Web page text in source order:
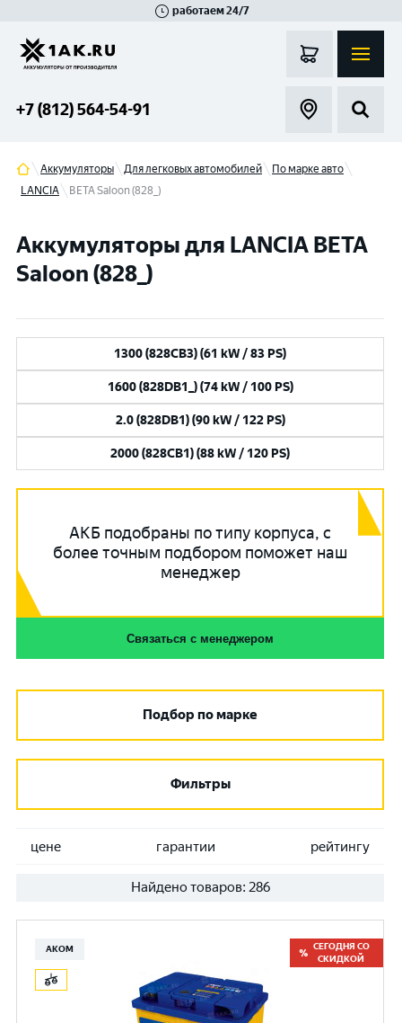
работаем 24/7
+7 (812) 564-54-91
Аккумуляторы Для легковых автомобилей
По марке авто
LANCIA
BETA Saloon (828_)
Аккумуляторы для LANCIA BETA
Saloon (828_)
1300 (828CB3) (61 kW / 83 PS)
1600 (828DB1_) (74 kW / 100 PS)
2.0 (828DB1) (90 kW / 122 PS)
2000 (828CB1) (88 kW / 120 PS)
АКБ подобраны по типу корпуса, с
более точным подбором поможет наш
менеджер
Связаться с менеджером
Подбор по марке
Фильтры
цене гарантии рейтингу
Найдено товаров: 286
АКОМ
СЕГОДНЯ СО
СКИДКОЙ
Гатчина